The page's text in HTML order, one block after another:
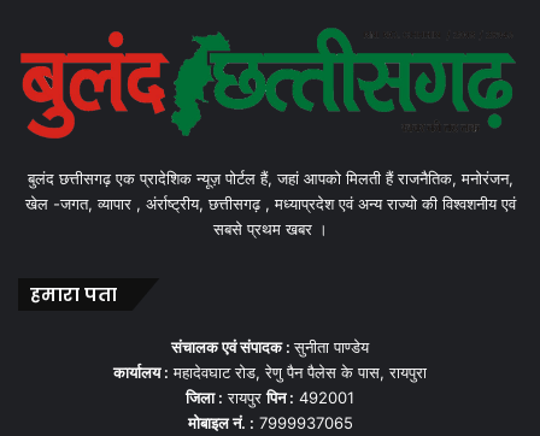
बुलंद छत्तीसगढ़ एक प्रादेशिक न्यूज़ पोर्टल हैं, जहां आपको मिलती हैं राजनैतिक, मनोरंजन,
खेल -जगत, व्यापार , अंर्राष्ट्रीय, छत्तीसगढ़ , मध्याप्रदेश एवं अन्य राज्यो की विश्वशनीय एवं
सबसे प्रथम खबर ।
हमारा पता
संचालक एवं संपादक :सुनीता पाण्डेय
कार्यालय : महादेवघाट रोड, रेणु पैन पैलेस के पास, रायपुरा
जिला : रायपुरपिन : 492001
मोबाइल नं. : 7999937065